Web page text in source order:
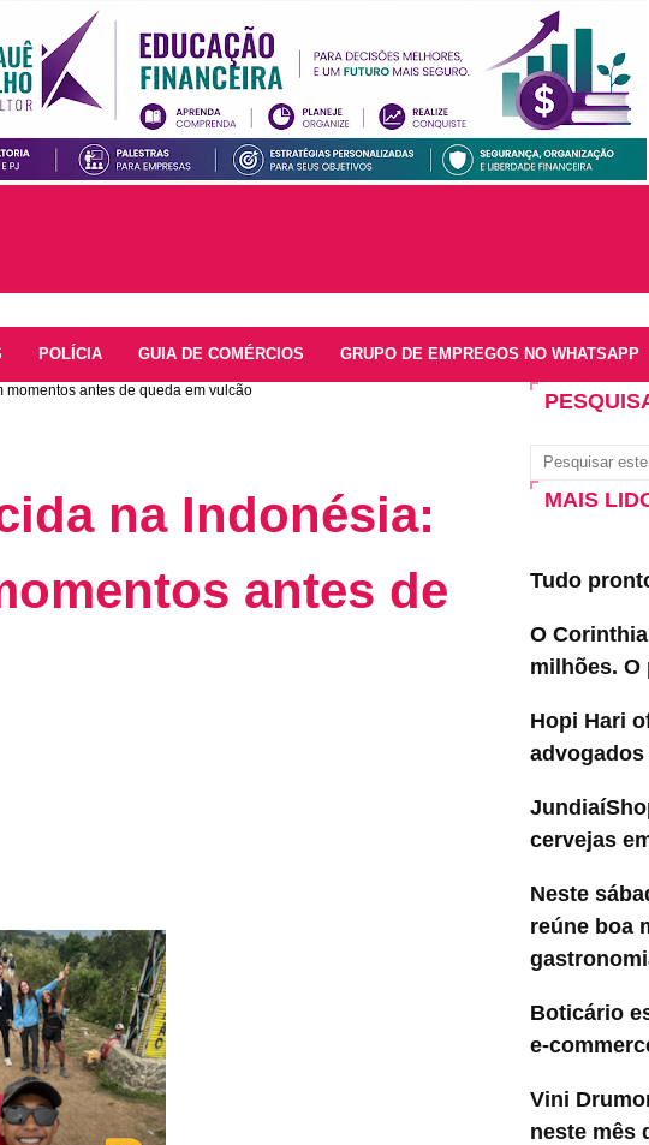
POLÍCIA GUIA DE COMÉRCIOS GRUPO DE EMPREGOS NO WHATSAPP
antes de queda em vulcão
na Indonésia:
antes de
MAIS
Tudo
O
milhões. O
Hopi Hari
cervejas
Neste
reúne boa
Boticário
e-
Vini
neste mês